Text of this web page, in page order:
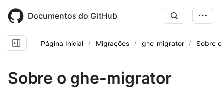
main
content
Documentos do GitHub
Página Inicial Migrações ghe-migrator Sobre
Sobre o ghe-migrator